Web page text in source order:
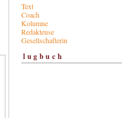
Text
Coach
Kolumne
Redakteuse
Gesellschafterin
lugbuch